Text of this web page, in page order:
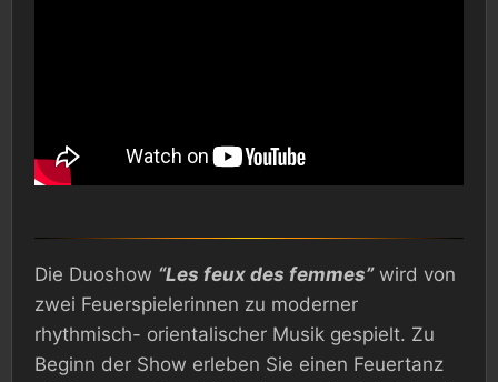
Die Duoshow “Les feux des femmes”wird von
zwei Feuerspielerinnen zu moderner
rhythmisch- orientalischer Musik gespielt. Zu
Beginn der Show erleben Sie einen Feuertanz